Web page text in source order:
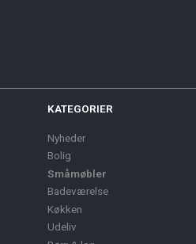
KATEGORIER
Nyheder
Bolig
Småmøbler
Badeværelse
Køkken
Udeliv